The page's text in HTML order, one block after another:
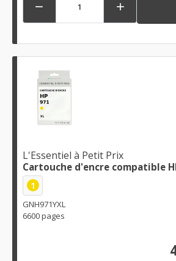
 
L'Essentiel à Petit Prix
Cartouche d'encre compatible
1
GNH971YXL
6600 pages